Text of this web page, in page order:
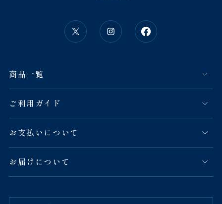
商品一覧
ご利用ガイド
お支払いについて
お届けについて